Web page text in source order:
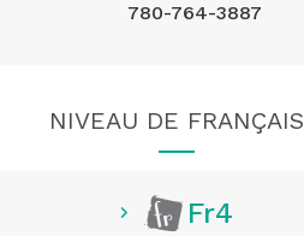
780-764-3887
NIVEAU DE FRANÇAIS
Fr4